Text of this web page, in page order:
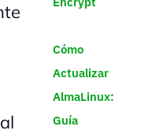
Cómo
Actualizar
AlmaLinux:
Guía